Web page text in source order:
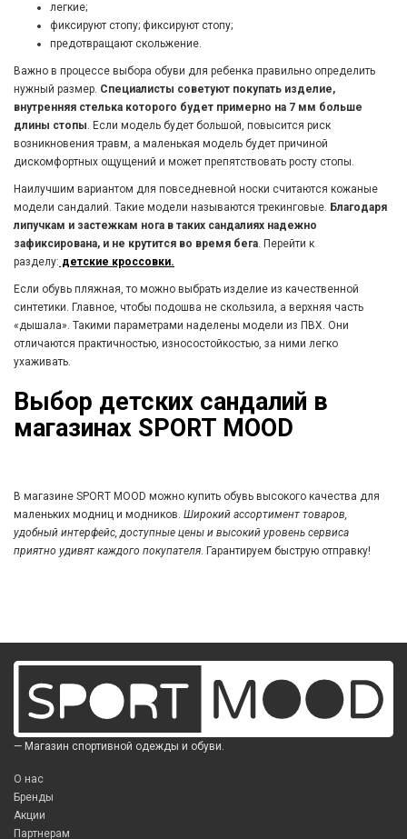
легкие;
фиксируют стопу; фиксируют стопу;
предотвращают скольжение.
Важно в процессе выбора обуви для ребенка правильно определить
нужный размер. Специалисты советуют покупать изделие,
внутренняя стелька которого будет примерно на 7 мм больше
длины стопы. Если модель будет большой, повысится риск
возникновения травм, а маленькая модель будет причиной
дискомфортных ощущений и может препятствовать росту стопы.
Наилучшим вариантом для повседневной носки считаются кожаные
модели сандалий. Такие модели называются трекинговые. Благодаря
липучкам и застежкам нога в таких сандалиях надежно
зафиксирована, и не крутится во время бега. Перейти к
разделу: детские кроссовки.
Если обувь пляжная, то можно выбрать изделие из качественной
синтетики. Главное, чтобы подошва не скользила, а верхняя часть
«дышала». Такими параметрами наделены модели из ПВХ. Они
отличаются практичностью, износостойкостью, за ними легко
ухаживать.
Выбор детских сандалий в
магазинах SPORT MOOD
В магазине SPORT MOOD можно купить обувь высокого качества для
маленьких модниц и модников. Широкий ассортимент товаров,
удобный интерфейс, доступные цены и высокий уровень сервиса
приятно удивят каждого покупателя. Гарантируем быструю отправку!
— Магазин спортивной одежды и обуви.
О нас
Бренды
Акции
Партнерам